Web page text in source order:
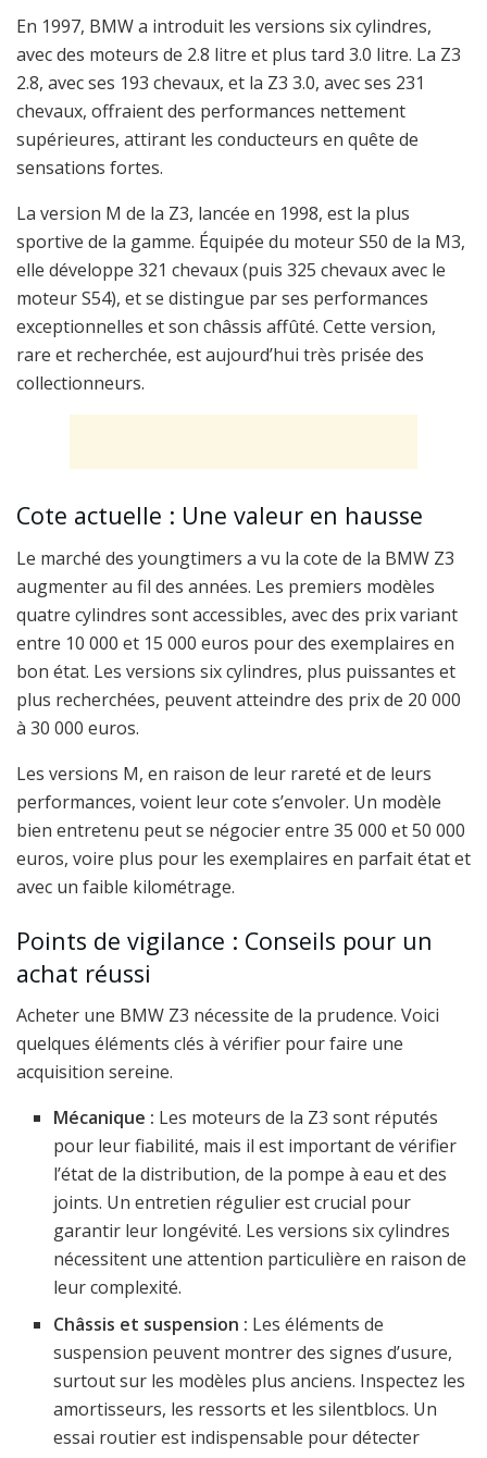
En 1997, BMW a introduit les versions six cylindres,
avec des moteurs de 2.8 litre et plus tard 3.0 litre. La Z3
2.8, avec ses 193 chevaux, et la Z3 3.0, avec ses 231
chevaux, offraient des performances nettement
supérieures, attirant les conducteurs en quête de
sensations fortes.
La version M de la Z3, lancée en 1998, est la plus
sportive de la gamme. Équipée du moteur S50 de la M3,
elle développe 321 chevaux (puis 325 chevaux avec le
moteur S54), et se distingue par ses performances
exceptionnelles et son châssis affûté. Cette version,
rare et recherchée, est aujourd’hui très prisée des
collectionneurs.
Cote actuelle : Une valeur en hausse
Le marché des youngtimers a vu la cote de la BMW Z3
augmenter au fil des années. Les premiers modèles
quatre cylindres sont accessibles, avec des prix variant
entre 10 000 et 15 000 euros pour des exemplaires en
bon état. Les versions six cylindres, plus puissantes et
plus recherchées, peuvent atteindre des prix de 20 000
à 30 000 euros.
Les versions M, en raison de leur rareté et de leurs
performances, voient leur cote s’envoler. Un modèle
bien entretenu peut se négocier entre 35 000 et 50 000
euros, voire plus pour les exemplaires en parfait état et
avec un faible kilométrage.
Points de vigilance : Conseils pour un
achat réussi
Acheter une BMW Z3 nécessite de la prudence. Voici
quelques éléments clés à vérifier pour faire une
acquisition sereine.
Mécanique : Les moteurs de la Z3 sont réputés
pour leur fiabilité, mais il est important de vérifier
l’état de la distribution, de la pompe à eau et des
joints. Un entretien régulier est crucial pour
garantir leur longévité. Les versions six cylindres
nécessitent une attention particulière en raison de
leur complexité.
Châssis et suspension : Les éléments de
suspension peuvent montrer des signes d’usure,
surtout sur les modèles plus anciens. Inspectez les
amortisseurs, les ressorts et les silentblocs. Un
essai routier est indispensable pour détecter